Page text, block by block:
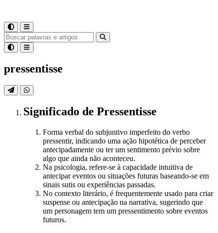
pressentisse
Significado de Pressentisse
Forma verbal do subjuntivo imperfeito do verbo
pressentir, indicando uma ação hipotética de perceber
antecipadamente ou ter um sentimento prévio sobre
algo que ainda não aconteceu.
Na psicologia, refere-se à capacidade intuitiva de
antecipar eventos ou situações futuras baseando-se em
sinais sutis ou experiências passadas.
No contexto literário, é frequentemente usado para criar
suspense ou antecipação na narrativa, sugerindo que
um personagem tem um pressentimento sobre eventos
futuros.